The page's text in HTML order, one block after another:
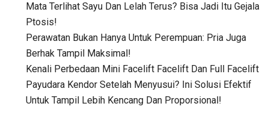
Mata Terlihat Sayu Dan Lelah Terus? Bisa Jadi Itu Gejala
Ptosis!
Perawatan Bukan Hanya Untuk Perempuan: Pria Juga
Berhak Tampil Maksimal!
Kenali Perbedaan Mini Facelift Facelift Dan Full Facelift
Payudara Kendor Setelah Menyusui? Ini Solusi Efektif
Untuk Tampil Lebih Kencang Dan Proporsional!